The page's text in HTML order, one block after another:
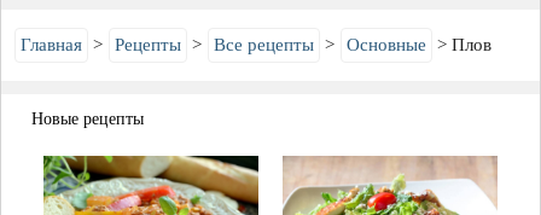
Главная Рецепты Все рецепты Основные Плов
Новые рецепты